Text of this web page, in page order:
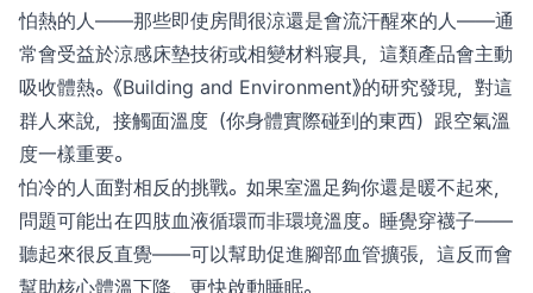
怕熱的人——那些即使房間很涼還是會流汗醒來的人——通
常會受益於涼感床墊技術或相變材料寢具，這類產品會主動
吸收體熱。《Building and Environment》的研究發現，對這
群人來說，接觸面溫度（你身體實際碰到的東西）跟空氣溫
度一樣重要。
怕冷的人面對相反的挑戰。如果室溫足夠你還是暖不起來，
問題可能出在四肢血液循環而非環境溫度。睡覺穿襪子——
聽起來很反直覺——可以幫助促進腳部血管擴張，這反而會
幫助核心體溫下降，更快啟動睡眠。